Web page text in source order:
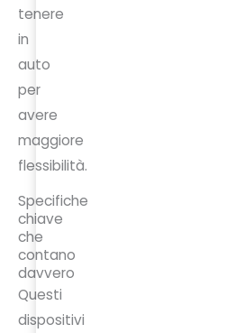
tenere
in
auto
per
avere
maggiore
flessibilità.
Specifiche
chiave
che
contano
davvero
Questi
dispositivi